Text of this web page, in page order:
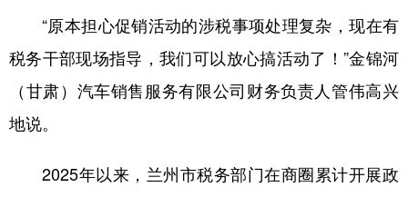
“原本担心促销活动的涉税事项处理复杂，现在有
税务干部现场指导，我们可以放心搞活动了！”金锦河
（甘肃）汽车销售服务有限公司财务负责人管伟高兴
地说。
2025年以来，兰州市税务部门在商圈累计开展政